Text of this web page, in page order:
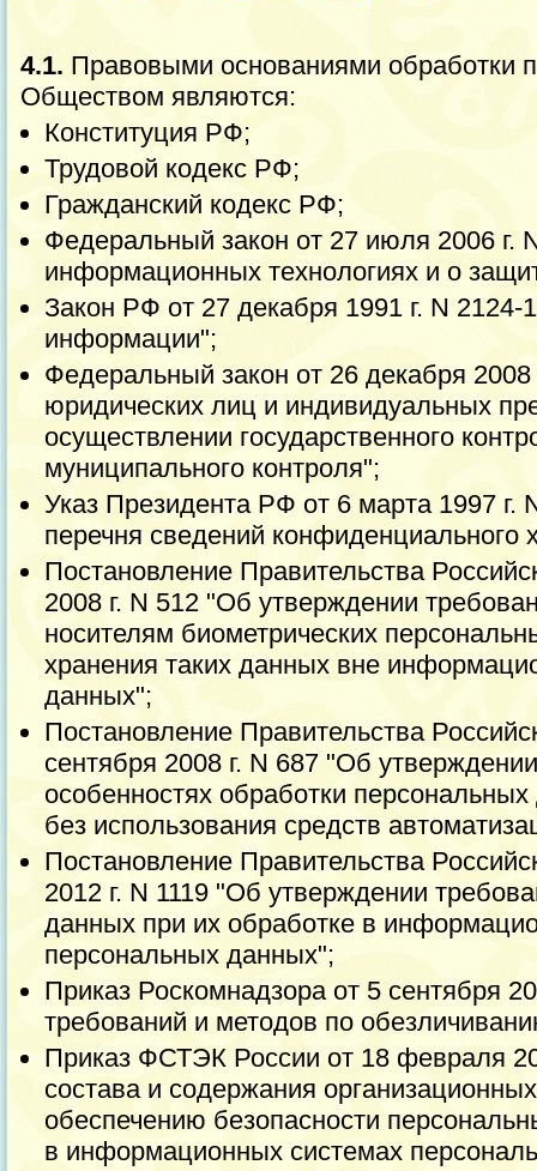
4.1. Правовыми основаниями обработки
Обществом являются:
Конституция РФ;
Трудовой кодекс РФ;
Гражданский кодекс РФ;
Федеральный закон от 27 июля 2006
информационных технологиях и о
Закон РФ от 27 декабря 1991 г. N
информации";
Федеральный закон от 26 декабря
юридических лиц и индивидуальных
осуществлении государственного
муниципального контроля";
Указ Президента РФ от 6 марта 1997 г.
перечня сведений конфиденциального
Постановление Правительства
2008 г. N 512 "Об утверждении
носителям биометрических
хранения таких данных вне
данных";
Постановление Правительства
сентября 2008 г. N 687 "Об
особенностях обработки
без использования средств
Постановление Правительства
2012 г. N 1119 "Об утверждении
данных при их обработке в
персональных данных";
Приказ Роскомнадзора от 5 сентября
требований и методов по
Приказ ФСТЭК России от 18 февраля
состава и содержания
обеспечению безопасности
в информационных системах